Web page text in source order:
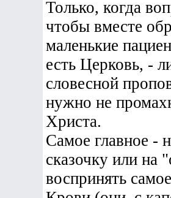
Только, когда
чтобы вместе
маленькие
есть Церковь, -
словесной
нужно не
Христа.
Самое главное -
сказочку или на
воспринять